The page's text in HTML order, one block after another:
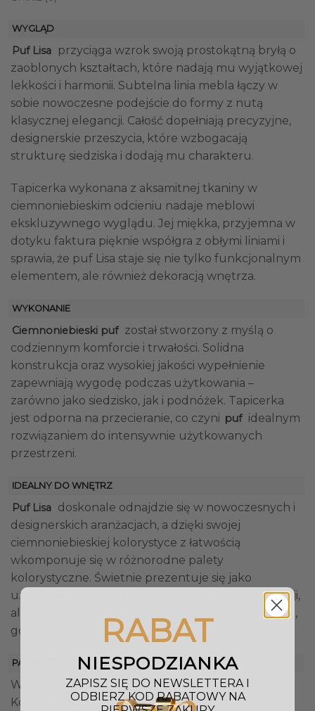
WYGLĄD
Puf Lisa
przyciąga wzrok swoją prostokątną bryłą o
zaoblonych kształtach, które nadają mu wyjątkowej
lekkości i harmonii. Subtelna linia mebla łączy w
sobie nowoczesne podejście do formy z nutą
klasycznej elegancji. Całość dopełniają precyzyjne,
designerskie przeszycia, które wzbogacają
strukturę siedziska i dodają mu charakteru.
Tapicerka wykonana z aksamitnej tkaniny w
ciemnoniebieskim odcieniu nadaje meblowi
ekskluzywnego wyglądu. Jej miękka, przyjemna w
dotyku faktura pięknie współgra z obłymi liniami i
sprawia, że puf Lisa staje się nie tylko funkcjonalnym
elementem, ale również dekoracją wnętrza.
WYKONANIE
Ciemnoniebieski puf został stworzony z myślą o
codziennym komforcie i trwałości. Solidna
konstrukcja oraz wysokiej jakości wypełnienie
zapewniają wygodę podczas użytkowania –
zarówno jako siedzisko, jak i podnóżek. Tapicerka
jest odporna na przecieranie, co czyni puf idealnym
rozwiązaniem do intensywnie użytkowanych
przestrzeni.
IDEALNY DO WNĘTRZ
Puf Lisa doskonale odnajdzie się w nowoczesnych i
designerskich aranżacjach, a dzięki swojej
ciemnoniebieskiej kolorystyce z łatwością
wkomponuje się w różnorodne palety
kolorystyczne. Świetnie prezentuje się jako
uzupełnienie sofy lub narożnika z tej samej kolekcji,
ale również solo – w salonie, sypialni czy garderobie,
gdzie doda wnętrzu elegancji i przytulności.
PARAMETRY
Wymiary pufa (Dł. x Sz. x W.): 92 x 62 x 41 cm
Kolor pufa: Ciemnoniebieski
RABAT
NIESPODZIANKA
ZAPISZ SIĘ DO NEWSLETTERA I
ODBIERZ KOD RABATOWY NA